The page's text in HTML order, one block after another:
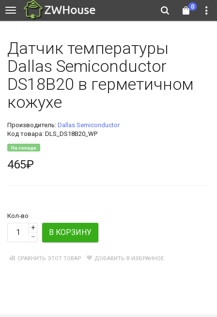
0
Датчик температуры
Dallas Semiconductor
DS18B20 в герметичном
кожухе
Производитель: Dallas Semiconductor
Код товара: DLS_DS18B20_WP
На складе
465₽
Кол-во
+
–
В КОРЗИНУ
СРАВНИТЬ ЭТОТ ТОВАР ДОБАВИТЬ В ИЗБРАННОЕ